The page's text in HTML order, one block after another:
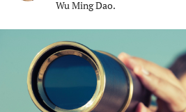
Wu Ming Dao.